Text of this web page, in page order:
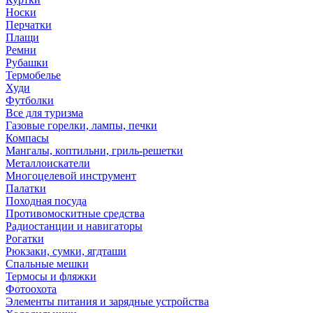
Носки
Перчатки
Плащи
Ремни
Рубашки
Термобелье
Худи
Футболки
Все для туризма
Газовые горелки, лампы, печки
Компасы
Мангалы, коптильни, гриль-решетки
Металлоискатели
Многоцелевой инструмент
Палатки
Походная посуда
Противомоскитные средства
Радиостанции и навигаторы
Рогатки
Рюкзаки, сумки, ягдташи
Спальные мешки
Термосы и фляжки
Фотоохота
Элементы питания и зарядные устройства